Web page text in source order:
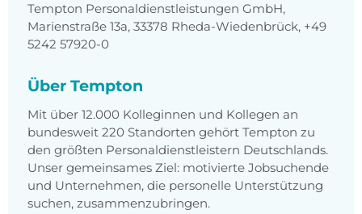
Tempton Personaldienstleistungen GmbH,
Marienstraße 13a, 33378 Rheda-Wiedenbrück, +49
5242 57920-0
Über Tempton
Mit über 12.000 Kolleginnen und Kollegen an
bundesweit 220 Standorten gehört Tempton zu
den größten Personaldienstleistern Deutschlands.
Unser gemeinsames Ziel: motivierte Jobsuchende
und Unternehmen, die personelle Unterstützung
suchen, zusammenzubringen.